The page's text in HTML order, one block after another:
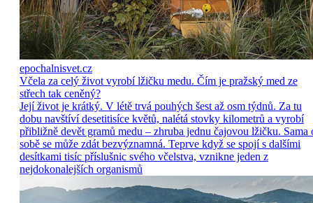
epochalnisvet.cz
Včela za celý život vyrobí lžičku medu. Čím je pražský med ze
střech tak ceněný?
Její život je krátký. V létě trvá pouhých šest až osm týdnů. Za tu
dobu navštíví desetitisíce květů, nalétá stovky kilometrů a vyrobí
přibližně devět gramů medu – zhruba jednu čajovou lžičku. Sama
sobě se může zdát bezvýznamná. Teprve když se spojí s dalšími
desítkami tisíc příslušnic svého včelstva, vznikne jeden z
nejdokonalejších organismů